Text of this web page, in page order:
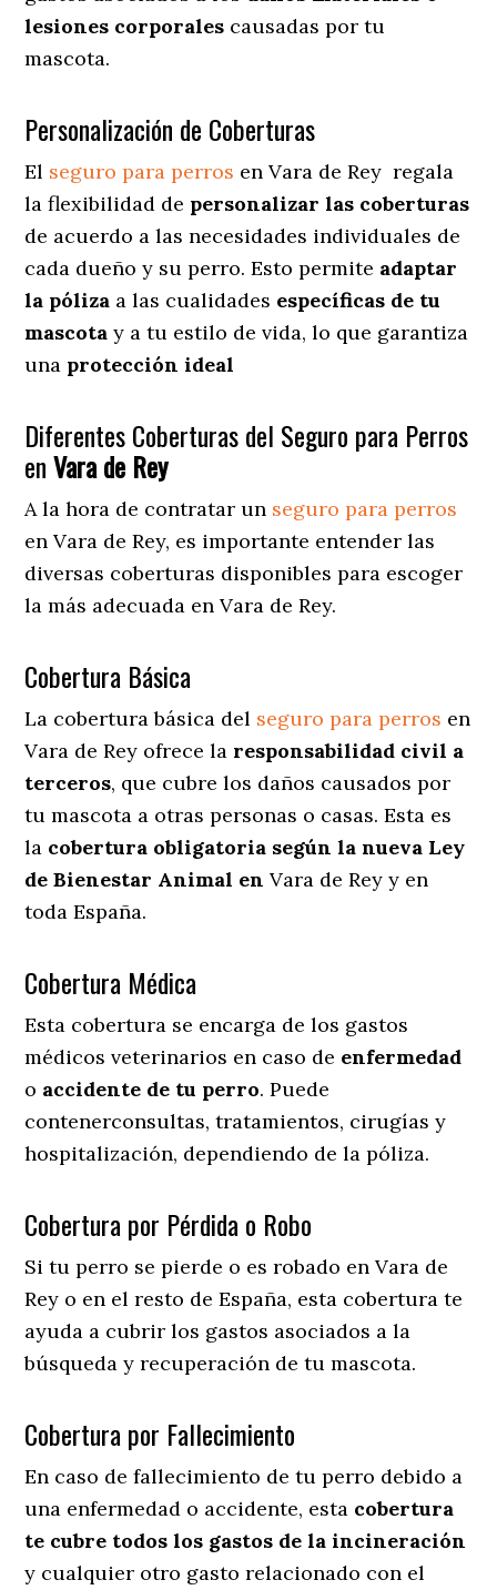
lesiones corporales causadas por tu
mascota.
Personalización de Coberturas
El seguro para perros en Vara de Rey regala
la flexibilidad de personalizar las coberturas
de acuerdo a las necesidades individuales de
cada dueño y su perro. Esto permite adaptar
la póliza a las cualidades específicas de tu
mascota y a tu estilo de vida, lo que garantiza
una protección ideal
Diferentes Coberturas del Seguro para Perros
en Vara de Rey
A la hora de contratar un seguro para perros
en Vara de Rey, es importante entender las
diversas coberturas disponibles para escoger
la más adecuada en Vara de Rey.
Cobertura Básica
La cobertura básica del seguro para perros en
Vara de Rey ofrece la responsabilidad civil a
terceros, que cubre los daños causados por
tu mascota a otras personas o casas. Esta es
la cobertura obligatoria según la nueva Ley
de Bienestar Animal enVara de Rey y en
toda España.
Cobertura Médica
Esta cobertura se encarga de los gastos
médicos veterinarios en caso de enfermedad
o accidente de tu perro. Puede
contenerconsultas, tratamientos, cirugías y
hospitalización, dependiendo de la póliza.
Cobertura por Pérdida o Robo
Si tu perro se pierde o es robado en Vara de
Rey o en el resto de España, esta cobertura te
ayuda a cubrir los gastos asociados a la
búsqueda y recuperación de tu mascota.
Cobertura por Fallecimiento
En caso de fallecimiento de tu perro debido a
una enfermedad o accidente, esta cobertura
te cubre todos los gastos de la incineración
y cualquier otro gasto relacionado con el